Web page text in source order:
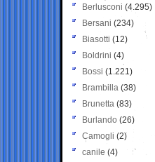
Berlusconi (4.295)
Bersani (234)
Biasotti (12)
Boldrini (4)
Bossi (1.221)
Brambilla (38)
Brunetta (83)
Burlando (26)
Camogli (2)
canile (4)